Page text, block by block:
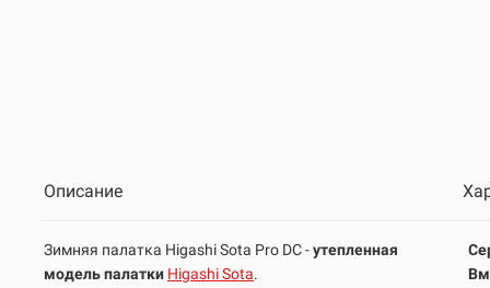
Описание
Зимняя палатка Higashi Sota Pro DC -утепленная
модель палатки Higashi Sota.